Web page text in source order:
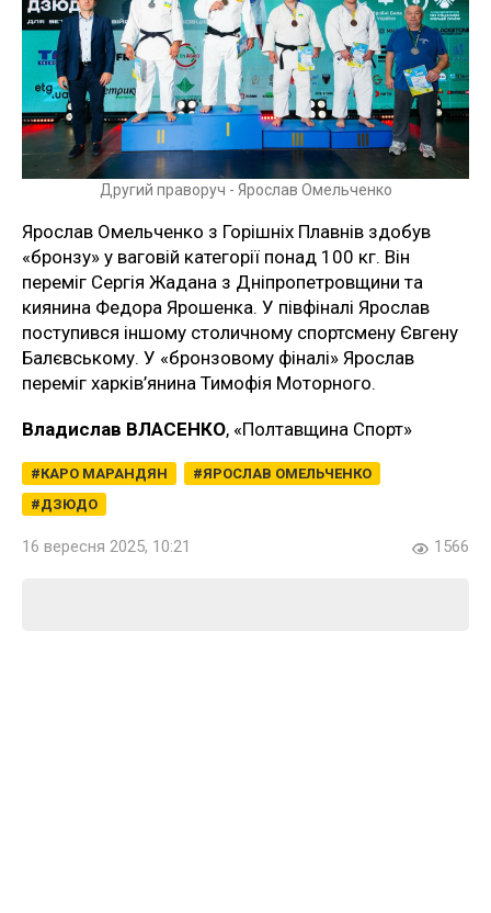
Другий праворуч - Ярослав Омельченко
Ярослав Омельченко з Горішніх Плавнів здобув
«бронзу» у ваговій категорії понад 100 кг. Він
переміг Сергія Жадана з Дніпропетровщини та
киянина Федора Ярошенка. У півфіналі Ярослав
поступився іншому столичному спортсмену Євгену
Балєвському. У «бронзовому фіналі» Ярослав
переміг харків’янина Тимофія Моторного.
Владислав ВЛАСЕНКО, «Полтавщина Спорт»
КАРО МАРАНДЯН
ЯРОСЛАВ ОМЕЛЬЧЕНКО
ДЗЮДО
16 вересня 2025, 10:21 1566